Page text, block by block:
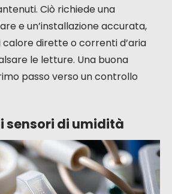
Ciò richiede una
e un’installazione accurata,
dirette o correnti d’aria
le letture. Una buona
passo verso un controllo
sensori di umidità